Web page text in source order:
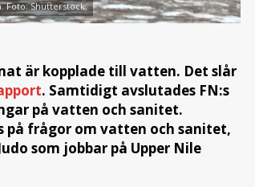
Foto: Shutterstock
är kopplade till vatten. Det slår
. Samtidigt avslutades FN:s
på vatten och sanitet.
frågor om vatten och sanitet,
som jobbar på Upper Nile